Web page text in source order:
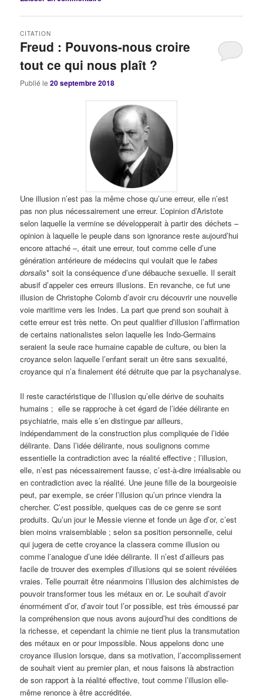
Freud : Pouvons-nous croire
tout ce qui nous plaît ?
CITATION
Publié le20 septembre 2018
Une illusion n’est pas la même chose qu’une erreur, elle n’est
pas non plus nécessairement une erreur. L’opinion d’Aristote
selon laquelle la vermine se développerait à partir des déchets –
opinion à laquelle le peuple dans son ignorance reste aujourd’hui
encore attaché –, était une erreur, tout comme celle d’une
génération antérieure de médecins qui voulait que letabes
dorsalis* soit la conséquence d’une débauche sexuelle. Il serait
abusif d’appeler ces erreurs illusions. En revanche, ce fut une
illusion de Christophe Colomb d’avoir cru découvrir une nouvelle
voie maritime vers les Indes. La part que prend son souhait à
cette erreur est très nette. On peut qualifier d’illusion l’affirmation
de certains nationalistes selon laquelle les Indo-Germains
seraient la seule race humaine capable de culture, ou bien la
croyance selon laquelle l’enfant serait un être sans sexualité,
croyance qui n’a finalement été détruite que par la psychanalyse.
Il reste caractéristique de l’illusion qu’elle dérive de souhaits
humains ; elle se rapproche à cet égard de l’idée délirante en
psychiatrie, mais elle s’en distingue par ailleurs,
indépendamment de la construction plus compliquée de l’idée
délirante. Dans l’idée délirante, nous soulignons comme
essentielle la contradiction avec la réalité effective ; l’illusion,
elle, n’est pas nécessairement fausse, c’est-à-dire irréalisable ou
en contradiction avec la réalité. Une jeune fille de la bourgeoisie
peut, par exemple, se créer l’illusion qu’un prince viendra la
chercher. C’est possible, quelques cas de ce genre se sont
produits. Qu’un jour le Messie vienne et fonde un âge d’or, c’est
bien moins vraisemblable ; selon sa position personnelle, celui
qui jugera de cette croyance la classera comme illusion ou
comme l’analogue d’une idée délirante. Il n’est d’ailleurs pas
facile de trouver des exemples d’illusions qui se soient révélées
vraies. Telle pourrait être néanmoins l’illusion des alchimistes de
pouvoir transformer tous les métaux en or. Le souhait d’avoir
énormément d’or, d’avoir tout l’or possible, est très émoussé par
la compréhension que nous avons aujourd’hui des conditions de
la richesse, et cependant la chimie ne tient plus la transmutation
des métaux en or pour impossible. Nous appelons donc une
croyance illusion lorsque, dans sa motivation, l’accomplissement
de souhait vient au premier plan, et nous faisons là abstraction
de son rapport à la réalité effective, tout comme l’illusion elle-
même renonce à être accréditée.